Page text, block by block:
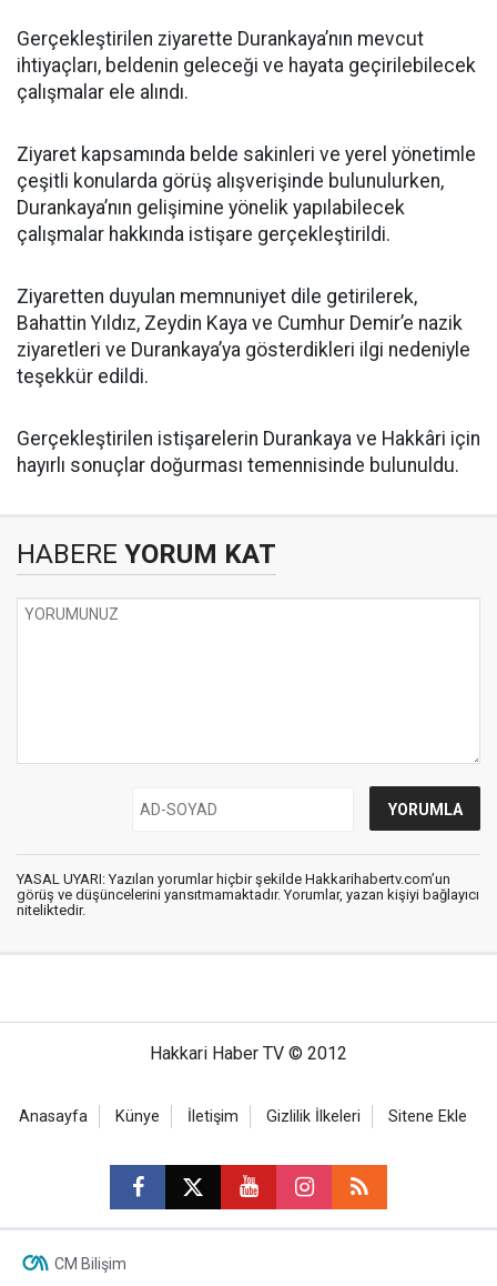
Gerçekleştirilen ziyarette Durankaya’nın mevcut
ihtiyaçları, beldenin geleceği ve hayata geçirilebilecek
çalışmalar ele alındı.
Ziyaret kapsamında belde sakinleri ve yerel yönetimle
çeşitli konularda görüş alışverişinde bulunulurken,
Durankaya’nın gelişimine yönelik yapılabilecek
çalışmalar hakkında istişare gerçekleştirildi.
Ziyaretten duyulan memnuniyet dile getirilerek,
Bahattin Yıldız, Zeydin Kaya ve Cumhur Demir’e nazik
ziyaretleri ve Durankaya’ya gösterdikleri ilgi nedeniyle
teşekkür edildi.
Gerçekleştirilen istişarelerin Durankaya ve Hakkâri için
hayırlı sonuçlar doğurması temennisinde bulunuldu.
HABERE YORUM KAT
YASAL UYARI: Yazılan yorumlar hiçbir şekilde Hakkarihabertv.com’un
görüş ve düşüncelerini yansıtmamaktadır. Yorumlar, yazan kişiyi bağlayıcı
niteliktedir.
Hakkari Haber TV © 2012
Anasayfa Künye İletişim Gizlilik İlkeleri Sitene Ekle
CM Bilişim